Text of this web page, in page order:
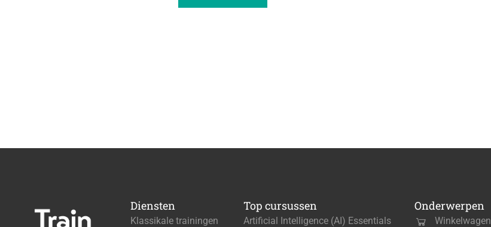
Diensten
Klassikale trainingen
Top cursussen
Artificial Intelligence (AI) Essentials
Onderwerpen
Winkelwagen